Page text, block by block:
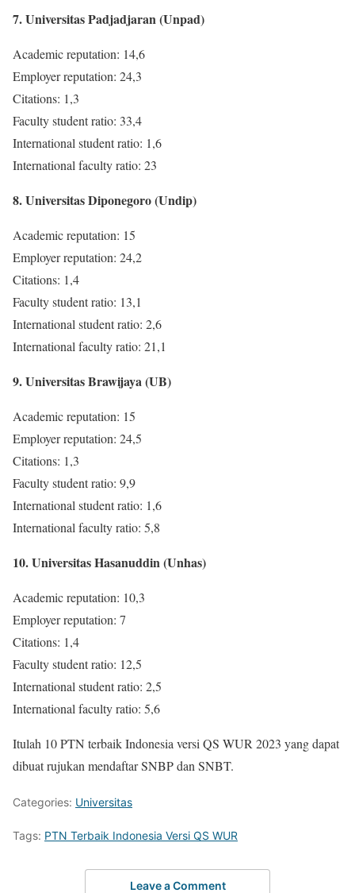
7. Universitas Padjadjaran (Unpad)
Academic reputation: 14,6
Employer reputation: 24,3
Citations: 1,3
Faculty student ratio: 33,4
International student ratio: 1,6
International faculty ratio: 23
8. Universitas Diponegoro (Undip)
Academic reputation: 15
Employer reputation: 24,2
Citations: 1,4
Faculty student ratio: 13,1
International student ratio: 2,6
International faculty ratio: 21,1
9. Universitas Brawijaya (UB)
Academic reputation: 15
Employer reputation: 24,5
Citations: 1,3
Faculty student ratio: 9,9
International student ratio: 1,6
International faculty ratio: 5,8
10. Universitas Hasanuddin (Unhas)
Academic reputation: 10,3
Employer reputation: 7
Citations: 1,4
Faculty student ratio: 12,5
International student ratio: 2,5
International faculty ratio: 5,6
Itulah 10 PTN terbaik Indonesia versi QS WUR 2023 yang dapat
dibuat rujukan mendaftar SNBP dan SNBT.
Categories: Universitas
Tags: PTN Terbaik Indonesia Versi QS WUR
Leave a Comment